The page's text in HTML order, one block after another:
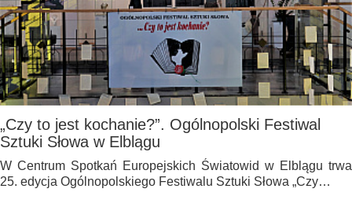
„Czy to jest kochanie?”. Ogólnopolski Festiwal
Sztuki Słowa w Elblągu
W Centrum Spotkań Europejskich Światowid w Elblągu trwa
25. edycja Ogólnopolskiego Festiwalu Sztuki Słowa „Czy…